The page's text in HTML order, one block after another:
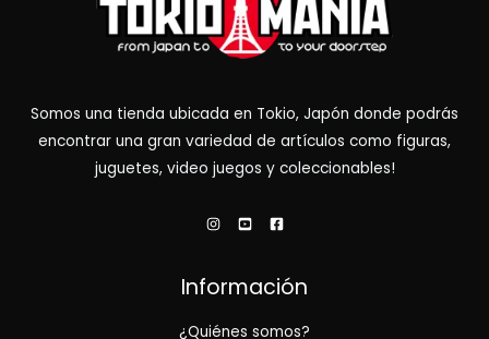
Somos una tienda ubicada en Tokio, Japón donde podrás
encontrar una gran variedad de artículos como figuras,
juguetes, video juegos y coleccionables!
Información
¿Quiénes somos?